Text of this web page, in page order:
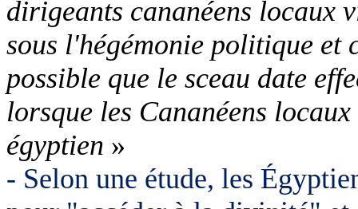
dirigeants cananéens locaux
sous l'hégémonie politique et
possible que le sceau date
lorsque les Cananéens
égyptien »
- Selon une étude, les